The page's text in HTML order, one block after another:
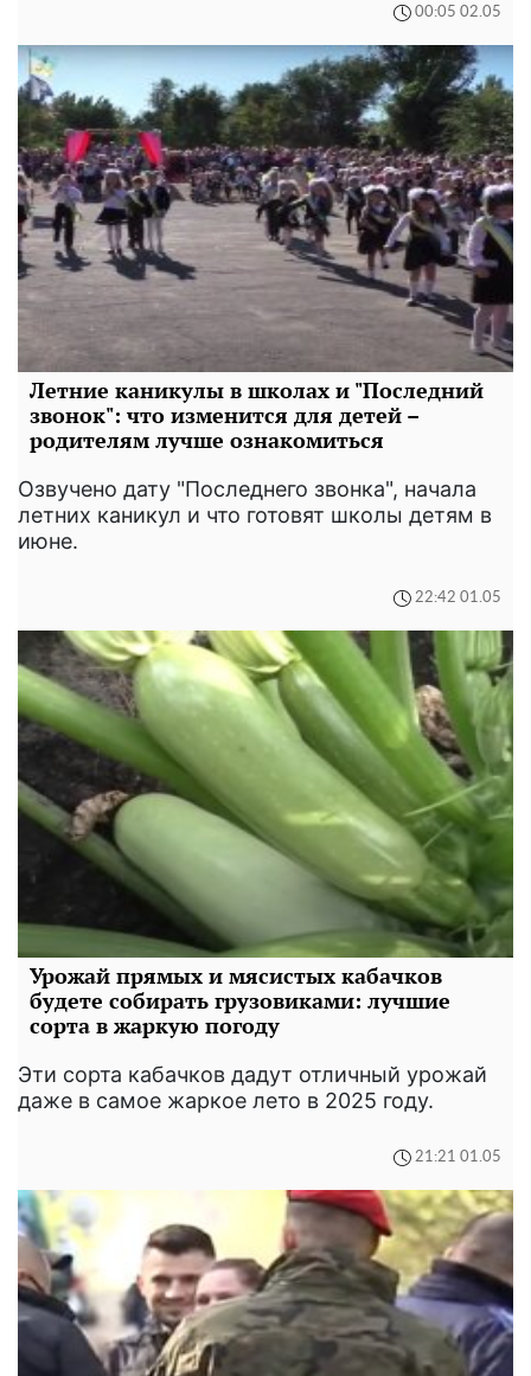
00:05 02.05
Летние каникулы в школах и "Последний
звонок": что изменится для детей –
родителям лучше ознакомиться
Озвучено дату "Последнего звонка", начала
летних каникул и что готовят школы детям в
июне.
22:42 01.05
Урожай прямых и мясистых кабачков
будете собирать грузовиками: лучшие
сорта в жаркую погоду
Эти сорта кабачков дадут отличный урожай
даже в самое жаркое лето в 2025 году.
21:21 01.05